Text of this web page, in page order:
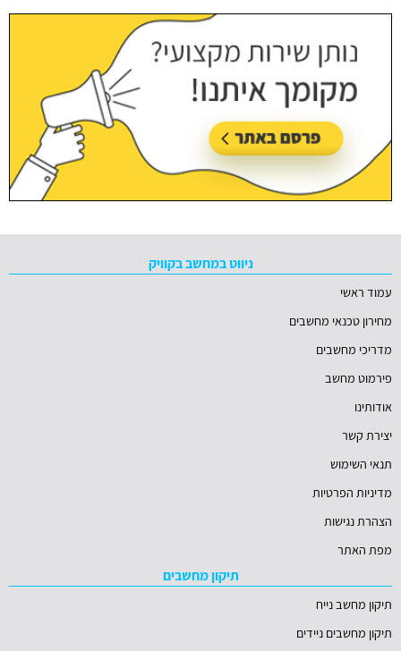
ניווט במחשב בקוויק
עמוד ראשי
מחירון טכנאי מחשבים
מדריכי מחשבים
פירמוט מחשב
אודותינו
יצירת קשר
תנאי השימוש
מדיניות הפרטיות
הצהרת נגישות
מפת האתר
תיקון מחשבים
תיקון מחשב נייח
תיקון מחשבים ניידים